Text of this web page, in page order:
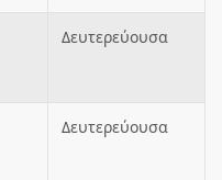
Δευτερεύουσα
Δευτερεύουσα